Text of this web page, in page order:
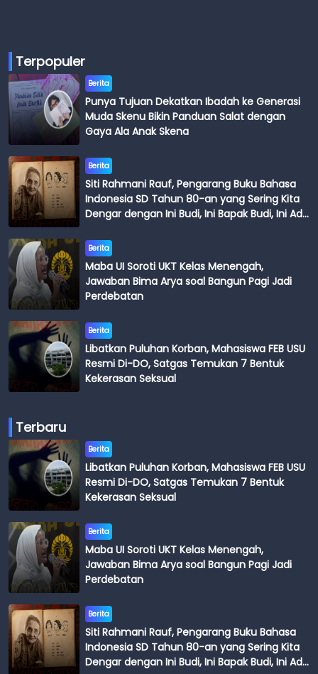
Terpopuler
Berita
Punya Tujuan Dekatkan Ibadah ke Generasi
Muda Skenu Bikin Panduan Salat dengan
Gaya Ala Anak Skena
Berita
Siti Rahmani Rauf, Pengarang Buku Bahasa
Indonesia SD Tahun 80-an yang Sering Kita
Dengar dengan Ini Budi, Ini Bapak Budi, Ini Adik
Berita
Maba UI Soroti UKT Kelas Menengah,
Jawaban Bima Arya soal Bangun Pagi Jadi
Perdebatan
Berita
Libatkan Puluhan Korban, Mahasiswa FEB USU
Resmi Di-DO, Satgas Temukan 7 Bentuk
Kekerasan Seksual
Terbaru
Berita
Libatkan Puluhan Korban, Mahasiswa FEB USU
Resmi Di-DO, Satgas Temukan 7 Bentuk
Kekerasan Seksual
Berita
Maba UI Soroti UKT Kelas Menengah,
Jawaban Bima Arya soal Bangun Pagi Jadi
Perdebatan
Berita
Siti Rahmani Rauf, Pengarang Buku Bahasa
Indonesia SD Tahun 80-an yang Sering Kita
Dengar dengan Ini Budi, Ini Bapak Budi, Ini Adik